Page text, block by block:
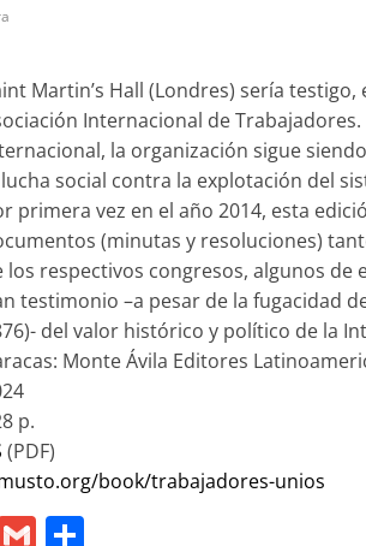
Martin’s Hall (Londres) sería
Internacional de
la organización sigue
social contra la explotación del
primera vez en el año 2014, esta
(minutas y resoluciones)
los respectivos congresos, algunos de
testimonio –a pesar de la fugacidad
del valor histórico y político de la
Monte Ávila Editores
p.
(PDF)
book/trabajadores-unios
G